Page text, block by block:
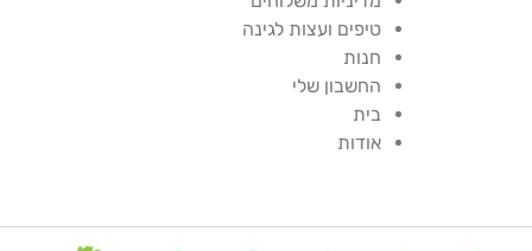
טיפים ועצות לגינה
חנות
החשבון שלי
בית
אודות